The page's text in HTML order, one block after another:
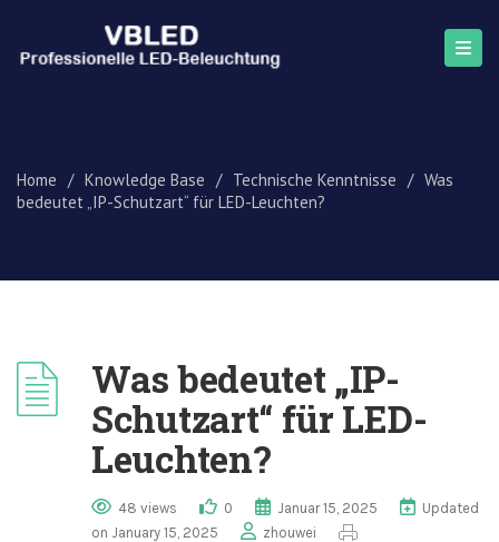
Home / Knowledge Base / Technische Kenntnisse / Was
bedeutet „IP-Schutzart“ für LED-Leuchten?
Was bedeutet „IP-
Schutzart“ für LED-
Leuchten?
48 views 0 Januar 15, 2025
Updated
on January 15, 2025
zhouwei